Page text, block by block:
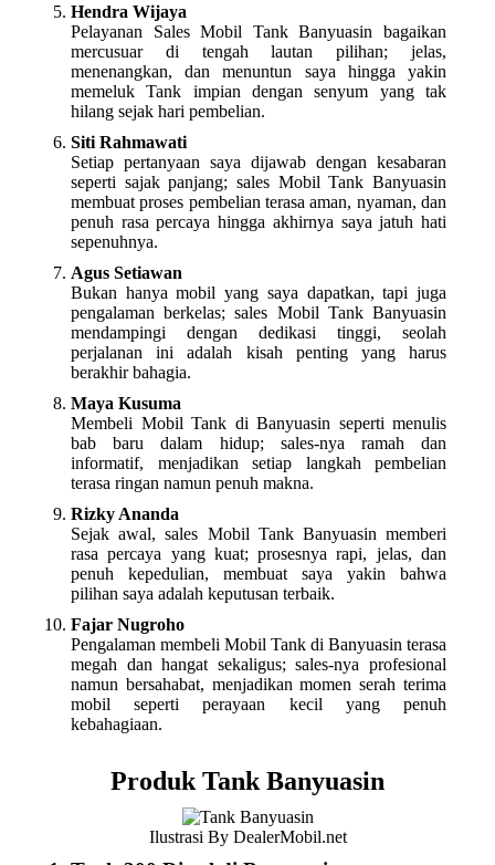
Hendra Wijaya
Pelayanan Sales Mobil Tank Banyuasin bagaikan
mercusuar di tengah lautan pilihan; jelas,
menenangkan, dan menuntun saya hingga yakin
memeluk Tank impian dengan senyum yang tak
hilang sejak hari pembelian.
Siti Rahmawati
Setiap pertanyaan saya dijawab dengan kesabaran
seperti sajak panjang; sales Mobil Tank Banyuasin
membuat proses pembelian terasa aman, nyaman, dan
penuh rasa percaya hingga akhirnya saya jatuh hati
sepenuhnya.
Agus Setiawan
Bukan hanya mobil yang saya dapatkan, tapi juga
pengalaman berkelas; sales Mobil Tank Banyuasin
mendampingi dengan dedikasi tinggi, seolah
perjalanan ini adalah kisah penting yang harus
berakhir bahagia.
Maya Kusuma
Membeli Mobil Tank di Banyuasin seperti menulis
bab baru dalam hidup; sales-nya ramah dan
informatif, menjadikan setiap langkah pembelian
terasa ringan namun penuh makna.
Rizky Ananda
Sejak awal, sales Mobil Tank Banyuasin memberi
rasa percaya yang kuat; prosesnya rapi, jelas, dan
penuh kepedulian, membuat saya yakin bahwa
pilihan saya adalah keputusan terbaik.
Fajar Nugroho
Pengalaman membeli Mobil Tank di Banyuasin terasa
megah dan hangat sekaligus; sales-nya profesional
namun bersahabat, menjadikan momen serah terima
mobil seperti perayaan kecil yang penuh
kebahagiaan.
Produk Tank Banyuasin
Ilustrasi By DealerMobil.net